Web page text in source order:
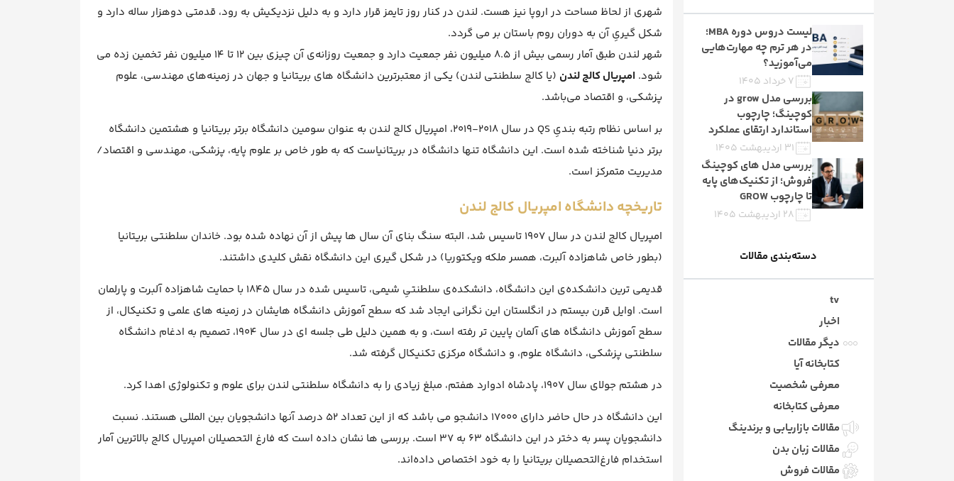
شهری از لحاظ مساحت در اروپا نیز هست. لندن در کنار روز تایمز قرار دارد و به دلیل نزدیکیش به رود، قدمتی دوهزار ساله دارد و
شکل گیریِ آن به دوران روم باستان بر می گردد.
شهر لندن طبق آمار رسمی بیش از ۸.۵ میلیون نفر جمعیت دارد و جمعیت روزانه‌ی آن چیزی بین ۱۲ تا ۱۴ میلیون نفر تخمین زده می
شود. امپریال کالج لندن (یا کالج سلطنتی لندن) یکی از معتبرترین دانشگاه های بریتانیا و جهان در زمینه‌های مهندسی، علوم
پزشکی، و اقتصاد می‌باشد.
بر اساس نظام رتبه بندیِ QS در سال ۲۰۱۸-۲۰۱۹، امپریال کالج لندن به عنوان سومین دانشگاه برتر بریتانیا و هشتمین دانشگاه
برتر دنیا شناخته شده است. این دانشگاه تنها دانشگاه در بریتانیاست که به طور خاص بر علوم پایه، پزشکی، مهندسی و اقتصاد/
مدیریت متمرکز است.
تاریخچه دانشگاه امپریال کالج لندن
امپریال کالج لندن در سال ۱۹۰۷ تاسیس شد، البته سنگ بنای آن سال ها پیش از آن نهاده شده بود. خاندان سلطنتی بریتانیا
(بطور خاص شاهزاده آلبرت، همسر ملکه ویکتوریا) در شکل گیری این دانشگاه نقش کلیدی داشتند.
قدیمی ترین دانشکده‌ی این دانشگاه، دانشکده‌ی سلطنتیِ شیمی، تاسیس شده در سال ۱۸۴۵ با حمایت شاهزاده آلبرت و پارلمان
است. اوایل قرن بیستم در انگلستان این نگرانی ایجاد شد که سطح آموزش دانشگاه هایشان در زمینه های علمی و تکنیکال، از
سطح آموزش دانشگاه های آلمان پایین تر رفته است، و به همین دلیل طی جلسه ای در سال ۱۹۰۴، تصمیم به ادغام دانشگاه
سلطنتی پزشکی، دانشگاه علوم، و دانشگاه مرکزی تکنیکال گرفته شد.
در هشتم جولای سال ۱۹۰۷، پادشاه ادوارد هفتم، مبلغ زیادی را به دانشگاه سلطنتی لندن برای علوم و تکنولوژی اهدا کرد.
این دانشگاه در حال حاضر دارای ۱۷۰۰۰ دانشجو می باشد که از این تعداد ۵۲ درصد آنها دانشجویان بین المللی هستند. نسبت
دانشجویان پسر به دختر در این دانشگاه ۶۳ به ۳۷ است. بررسی ها نشان داده است که فارغ التحصیلان امپریال کالج بالاترین آمار
استخدام فارغ‌التحصیلان بریتانیا را به خود اختصاص داده‌اند.
لیست دروس دوره MBA؛
در هر ترم چه مهارت‌هایی
می‌آموزید؟
۷ خرداد ۱۴۰۵
بررسی مدل grow در
کوچینگ؛ چارچوب
استاندارد ارتقای عملکرد
۳۱ اردیبهشت ۱۴۰۵
بررسی مدل های کوچینگ
فروش؛ از تکنیک‌های پایه
تا چارچوب GROW
۲۸ اردیبهشت ۱۴۰۵
دسته‌بندی مقالات
tv
اخبار
دیگر مقالات
کتابخانه آیا
معرفی شخصیت
معرفی کتابخانه
مقالات بازاریابی و برندینگ
مقالات زبان بدن
مقالات فروش